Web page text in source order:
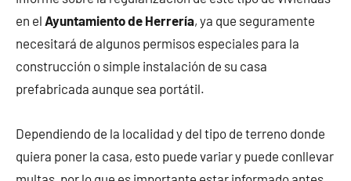
en el Ayuntamiento de Herrería, ya que seguramente
necesitará de algunos permisos especiales para la
construcción o simple instalación de su casa
prefabricada aunque sea portátil.
Dependiendo de la localidad y del tipo de terreno donde
quiera poner la casa, esto puede variar y puede conllevar